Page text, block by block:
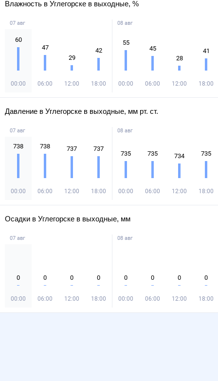
Влажность в Углегорске в выходные, %
07 авг
60
00:00
47
06:00
29
12:00
42
18:00
08 авг
55
00:00
45
06:00
28
12:00
41
18:00
Давление в Углегорске в выходные, мм рт. ст.
07 авг
738
00:00
738
06:00
737
12:00
737
18:00
08 авг
735
00:00
735
06:00
734
12:00
735
18:00
Осадки в Углегорске в выходные, мм
07 авг
0
00:00
0
06:00
0
12:00
0
18:00
08 авг
0
00:00
0
06:00
0
12:00
0
18:00